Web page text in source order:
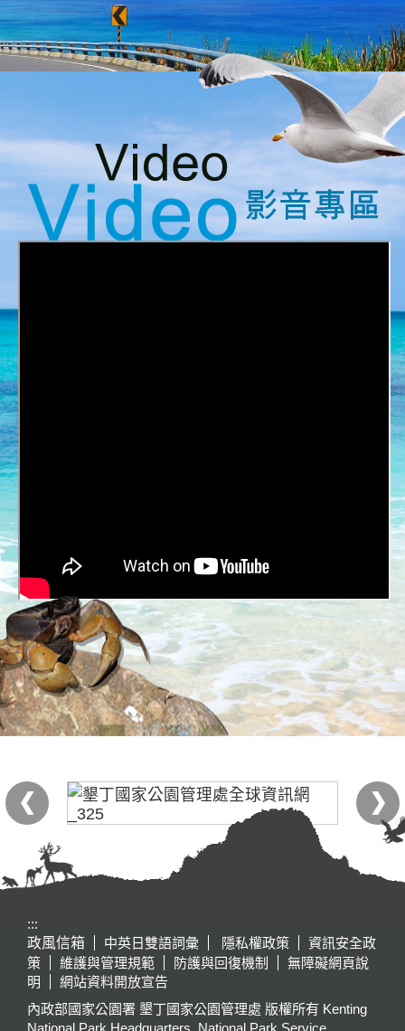
:::
政風信箱
中英日雙語詞彙 隱私權政策
資訊安全政
策
維護與管理規範 防護與回復機制
無障礙網頁說
明
網站資料開放宣告
內政部國家公園署 墾丁國家公園管理處 版權所有 Kenting
National Park Headquarters, National Park Service,